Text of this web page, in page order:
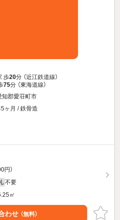
歩20分 （近江鉄道線）
75分 （東海道線）
知郡愛荘町市
ヶ月 / 鉄骨造
円）
不要
㎡
わせ （無料）